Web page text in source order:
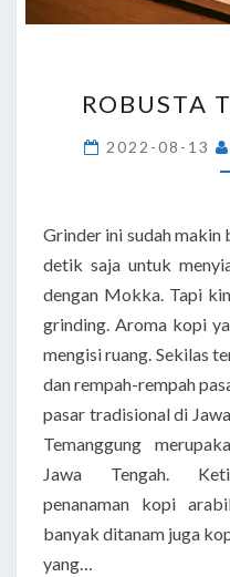
ROBUSTA
2022-08-13
Grinder ini sudah makin
detik saja untuk
dengan Mokka. Tapi
grinding. Aroma kopi
mengisi ruang. Sekilas
dan rempah-rempah
pasar tradisional di
Temanggung
Jawa Tengah.
penanaman kopi
banyak ditanam juga
yang…